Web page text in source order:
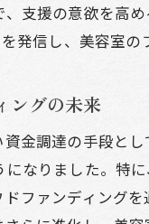
ーン終了後の持続
を増やすクラウ
なる美容室の魅力
イムでのプロジェ
らのフィードバッ
を通じた支援者と
支援の意欲を高
発信し、美容室の
ングの未来
金調達の手段と
なりました。特
ファンディング